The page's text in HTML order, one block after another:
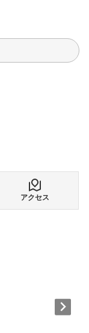
アクセス